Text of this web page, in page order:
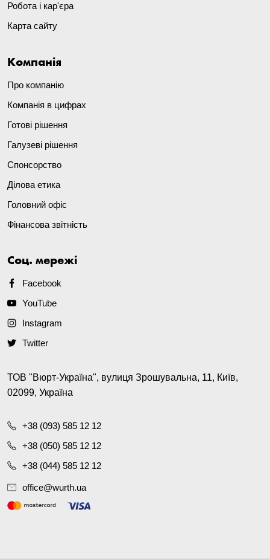
Робота і кар'єра
Карта сайту
Компанія
Про компанію
Компанія в цифрах
Готові рішення
Галузеві рішення
Спонсорство
Ділова етика
Головний офіс
Фінансова звітність
Соц. мережі
Facebook
YouTube
Instagram
Twitter
ТОВ "Вюрт-Україна", вулиця Зрошувальна, 11, Київ,
02099, Україна
+38 (093) 585 12 12
+38 (050) 585 12 12
+38 (044) 585 12 12
office@wurth.ua